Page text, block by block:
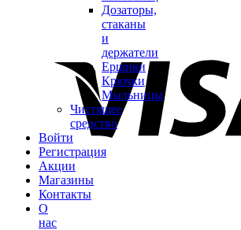
Дозаторы,
стаканы
и
держатели
Ершики
Крючки
Мыльницы
Чистящее
средство
Войти
Регистрация
Акции
Магазины
Контакты
О
нас